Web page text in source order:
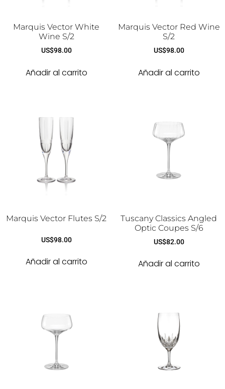
Marquis Vector White
Wine S/2
US$98.00
Añadir al carrito
Marquis Vector Red Wine
S/2
US$98.00
Añadir al carrito
Marquis Vector Flutes S/2
US$98.00
Añadir al carrito
Tuscany Classics Angled
Optic Coupes S/6
US$82.00
Añadir al carrito